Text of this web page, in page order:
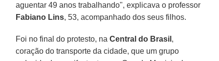
aguentar 49 anos trabalhando", explicava o professor
Fabiano Lins, 53, acompanhado dos seus filhos.
Foi no final do protesto, naCentral do Brasil ,
coração do transporte da cidade, que um grupo